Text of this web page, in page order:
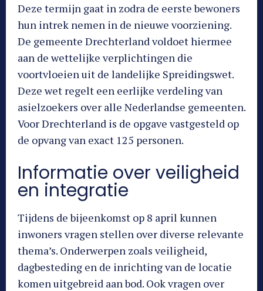
Deze termijn gaat in zodra de eerste bewoners
hun intrek nemen in de nieuwe voorziening.
De gemeente Drechterland voldoet hiermee
aan de wettelijke verplichtingen die
voortvloeien uit de landelijke Spreidingswet.
Deze wet regelt een eerlijke verdeling van
asielzoekers over alle Nederlandse gemeenten.
Voor Drechterland is de opgave vastgesteld op
de opvang van exact 125 personen.
Informatie over veiligheid
en integratie
Tijdens de bijeenkomst op 8 april kunnen
inwoners vragen stellen over diverse relevante
thema’s. Onderwerpen zoals veiligheid,
dagbesteding en de inrichting van de locatie
komen uitgebreid aan bod. Ook vragen over